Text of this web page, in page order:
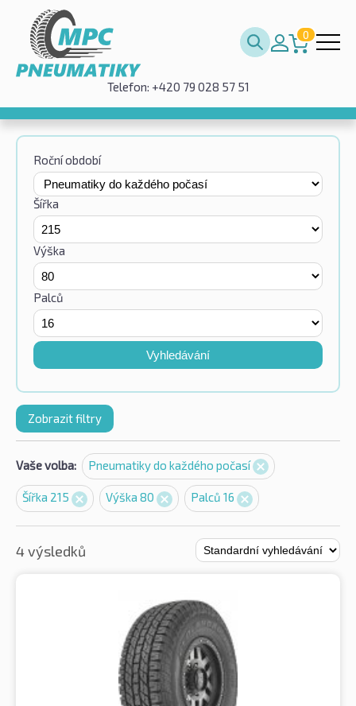
0
Telefon: +420 79 028 57 51
Roční období
Šířka
Výška
Palců
Vyhledávání
Zobrazit filtry
Vaše volba: Pneumatiky do každého počasí
Šířka 215 Výška 80 Palců 16
4 výsledků